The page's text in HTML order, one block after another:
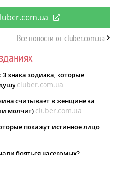
Все новости от cluber.com.ua
3 знака зодиака, которые
cluber.com.ua
считывает в женщине за
молчит) cluber.com.ua
покажут истинное лицо
бояться насекомых?